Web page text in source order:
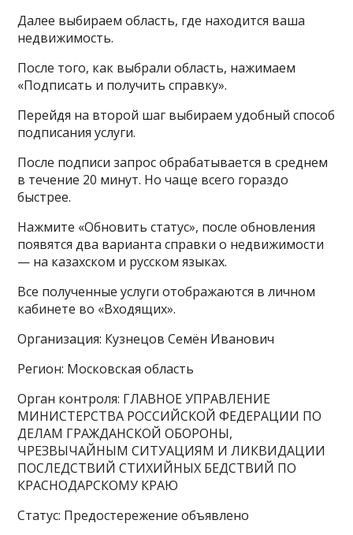
Далее выбираем область, где находится ваша
недвижимость.
После того, как выбрали область, нажимаем
«Подписать и получить справку».
Перейдя на второй шаг выбираем удобный способ
подписания услуги.
После подписи запрос обрабатывается в среднем
в течение 20 минут. Но чаще всего гораздо
быстрее.
Нажмите «Обновить статус», после обновления
появятся два варианта справки о недвижимости
— на казахском и русском языках.
Все полученные услуги отображаются в личном
кабинете во «Входящих».
Организация: Кузнецов Семён Иванович
Регион: Московская область
Орган контроля: ГЛАВНОЕ УПРАВЛЕНИЕ
МИНИСТЕРСТВА РОССИЙСКОЙ ФЕДЕРАЦИИ ПО
ДЕЛАМ ГРАЖДАНСКОЙ ОБОРОНЫ,
ЧРЕЗВЫЧАЙНЫМ СИТУАЦИЯМ И ЛИКВИДАЦИИ
ПОСЛЕДСТВИЙ СТИХИЙНЫХ БЕДСТВИЙ ПО
КРАСНОДАРСКОМУ КРАЮ
Статус: Предостережение объявлено